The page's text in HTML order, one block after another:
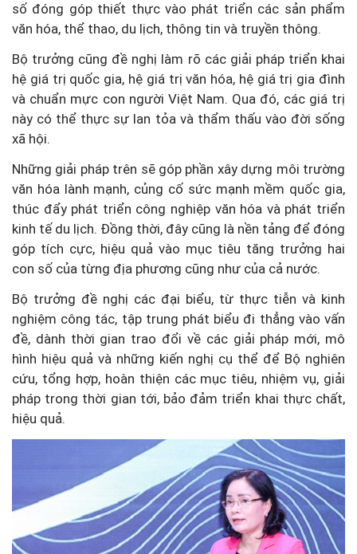
số đóng góp thiết thực vào phát triển các sản phẩm
văn hóa, thể thao, du lịch, thông tin và truyền thông.
Bộ trưởng cũng đề nghị làm rõ các giải pháp triển khai
hệ giá trị quốc gia, hệ giá trị văn hóa, hệ giá trị gia đình
và chuẩn mực con người Việt Nam. Qua đó, các giá trị
này có thể thực sự lan tỏa và thẩm thấu vào đời sống
xã hội.
Những giải pháp trên sẽ góp phần xây dựng môi trường
văn hóa lành mạnh, củng cố sức mạnh mềm quốc gia,
thúc đẩy phát triển công nghiệp văn hóa và phát triển
kinh tế du lịch. Đồng thời, đây cũng là nền tảng để đóng
góp tích cực, hiệu quả vào mục tiêu tăng trưởng hai
con số của từng địa phương cũng như của cả nước.
Bộ trưởng đề nghị các đại biểu, từ thực tiễn và kinh
nghiệm công tác, tập trung phát biểu đi thẳng vào vấn
đề, dành thời gian trao đổi về các giải pháp mới, mô
hình hiệu quả và những kiến nghị cụ thể để Bộ nghiên
cứu, tổng hợp, hoàn thiện các mục tiêu, nhiệm vụ, giải
pháp trong thời gian tới, bảo đảm triển khai thực chất,
hiệu quả.